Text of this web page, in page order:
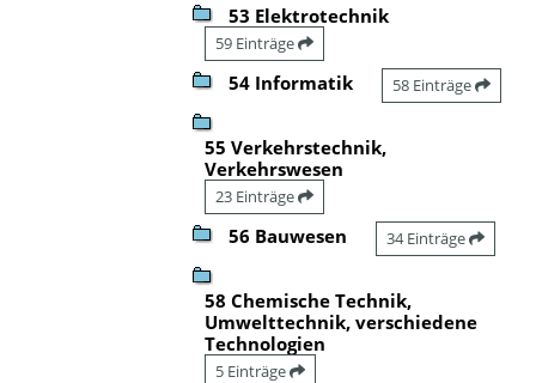
53 Elektrotechnik
59 Einträge
54 Informatik 58 Einträge
55 Verkehrstechnik,
Verkehrswesen
23 Einträge
56 Bauwesen 34 Einträge
58 Chemische Technik,
Umwelttechnik, verschiedene
Technologien
5 Einträge